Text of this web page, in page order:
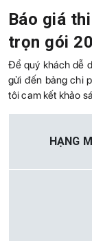
Báo giá
trọn gói
Để quý khách dễ
gửi đến bảng chi
tôi cam kết khảo
HẠNG